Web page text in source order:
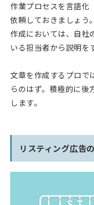
作業プロセスを言語化
依頼しておきましょう
作成においては、自社
いる担当者から説明を
文章を作成するプロで
らのはず。積極的に後
します。
リスティング広告